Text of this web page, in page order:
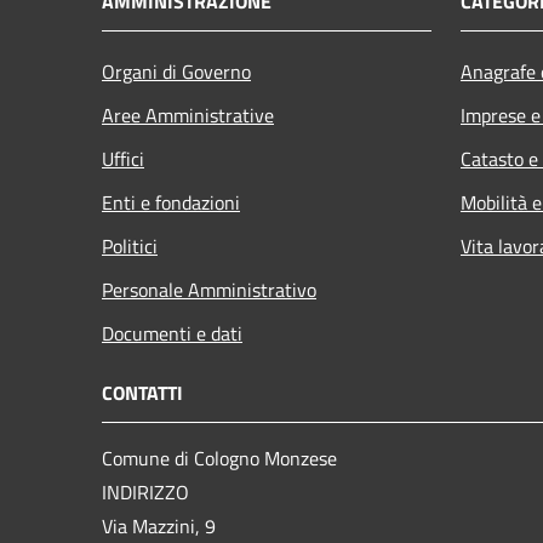
Organi di Governo
Aree Amministrative
Uffici
Enti e fondazioni
Politici
Personale Amministrativo
Documenti e dati
Imprese
Catasto
Mobilità
Vita
CONTATTI
Comune di Cologno Monzese
INDIRIZZO
Via Mazzini, 9